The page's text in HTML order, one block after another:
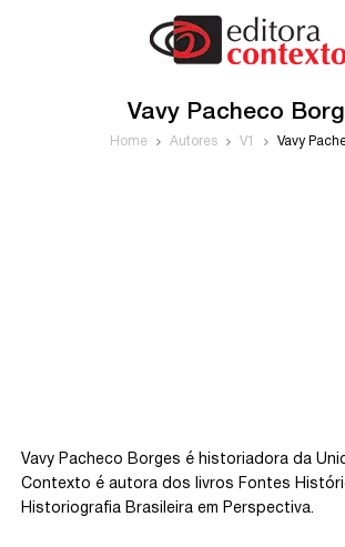
Vavy Pacheco
Home Autores V1 Vavy
Vavy Pacheco Borges é historiadora da
Contexto é autora dos livros Fontes
Historiografia Brasileira em Perspectiva.